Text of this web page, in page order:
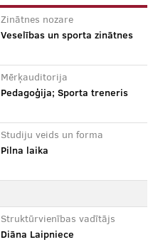
Zinātnes nozare
Veselības un sporta zinātnes
Mērķauditorija
Pedagoģija; Sporta treneris
Studiju veids un forma
Pilna laika
Struktūrvienības vadītājs
Diāna Laipniece